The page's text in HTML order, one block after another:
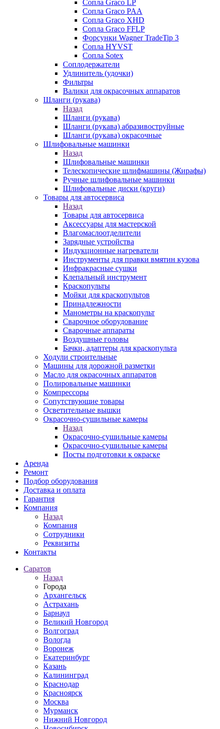
Сопла Graco LP
Сопла Graco PAA
Сопла Graco XHD
Сопла Graco FFLP
Форсунки Wagner TradeTip 3
Сопла HYVST
Сопла Sotex
Соплодержатели
Удлинитель (удочки)
Фильтры
Валики для окрасочных аппаратов
Шланги (рукава)
Назад
Шланги (рукава)
Шланги (рукава) абразивоструйные
Шланги (рукава) окрасочные
Шлифовальные машинки
Назад
Шлифовальные машинки
Телескопические шлифмашины (Жирафы)
Ручные шлифовальные машинки
Шлифовальные диски (круги)
Товары для автосервиса
Назад
Товары для автосервиса
Аксессуары для мастерской
Влагомаслоотделители
Зарядные устройства
Индукционные нагреватели
Инструменты для правки вмятин кузова
Инфракрасные сушки
Клепальный инструмент
Краскопульты
Мойки для краскопультов
Принадлежности
Манометры на краскопульт
Сварочное оборудование
Сварочные аппараты
Воздушные головы
Бачки, адаптеры для краскопульта
Ходули строительные
Машины для дорожной разметки
Масло для окрасочных аппаратов
Полировальные машинки
Компрессоры
Сопутствующие товары
Осветительные вышки
Окрасочно-сушильные камеры
Назад
Окрасочно-сушильные камеры
Окрасочно-сушильные камеры
Посты подготовки к окраске
Аренда
Ремонт
Подбор оборудования
Доставка и оплата
Гарантия
Компания
Назад
Компания
Сотрудники
Реквизиты
Контакты
Саратов
Назад
Города
Архангельск
Астрахань
Барнаул
Великий Новгород
Волгоград
Вологда
Воронеж
Екатеринбург
Казань
Калининград
Краснодар
Красноярск
Москва
Мурманск
Нижний Новгород